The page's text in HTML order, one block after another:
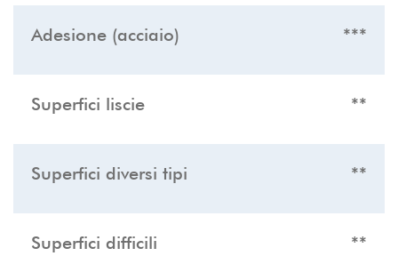
Adesione (acciaio) ***
Superfici liscie **
Superfici diversi tipi **
Superfici difficili **